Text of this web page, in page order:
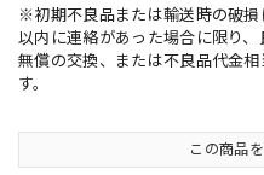
※初期不良品または輸送時の破損
以内に連絡があった場合に限り
無償の交換、または不良品代金
す。
この商品